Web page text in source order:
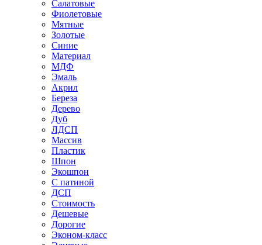
Салатовые
Фиолетовые
Мятные
Золотые
Синие
Материал
МДФ
Эмаль
Акрил
Береза
Дерево
Дуб
ЛДСП
Массив
Пластик
Шпон
Экошпон
С патиной
ДСП
Стоимость
Дешевые
Дорогие
Эконом-класс